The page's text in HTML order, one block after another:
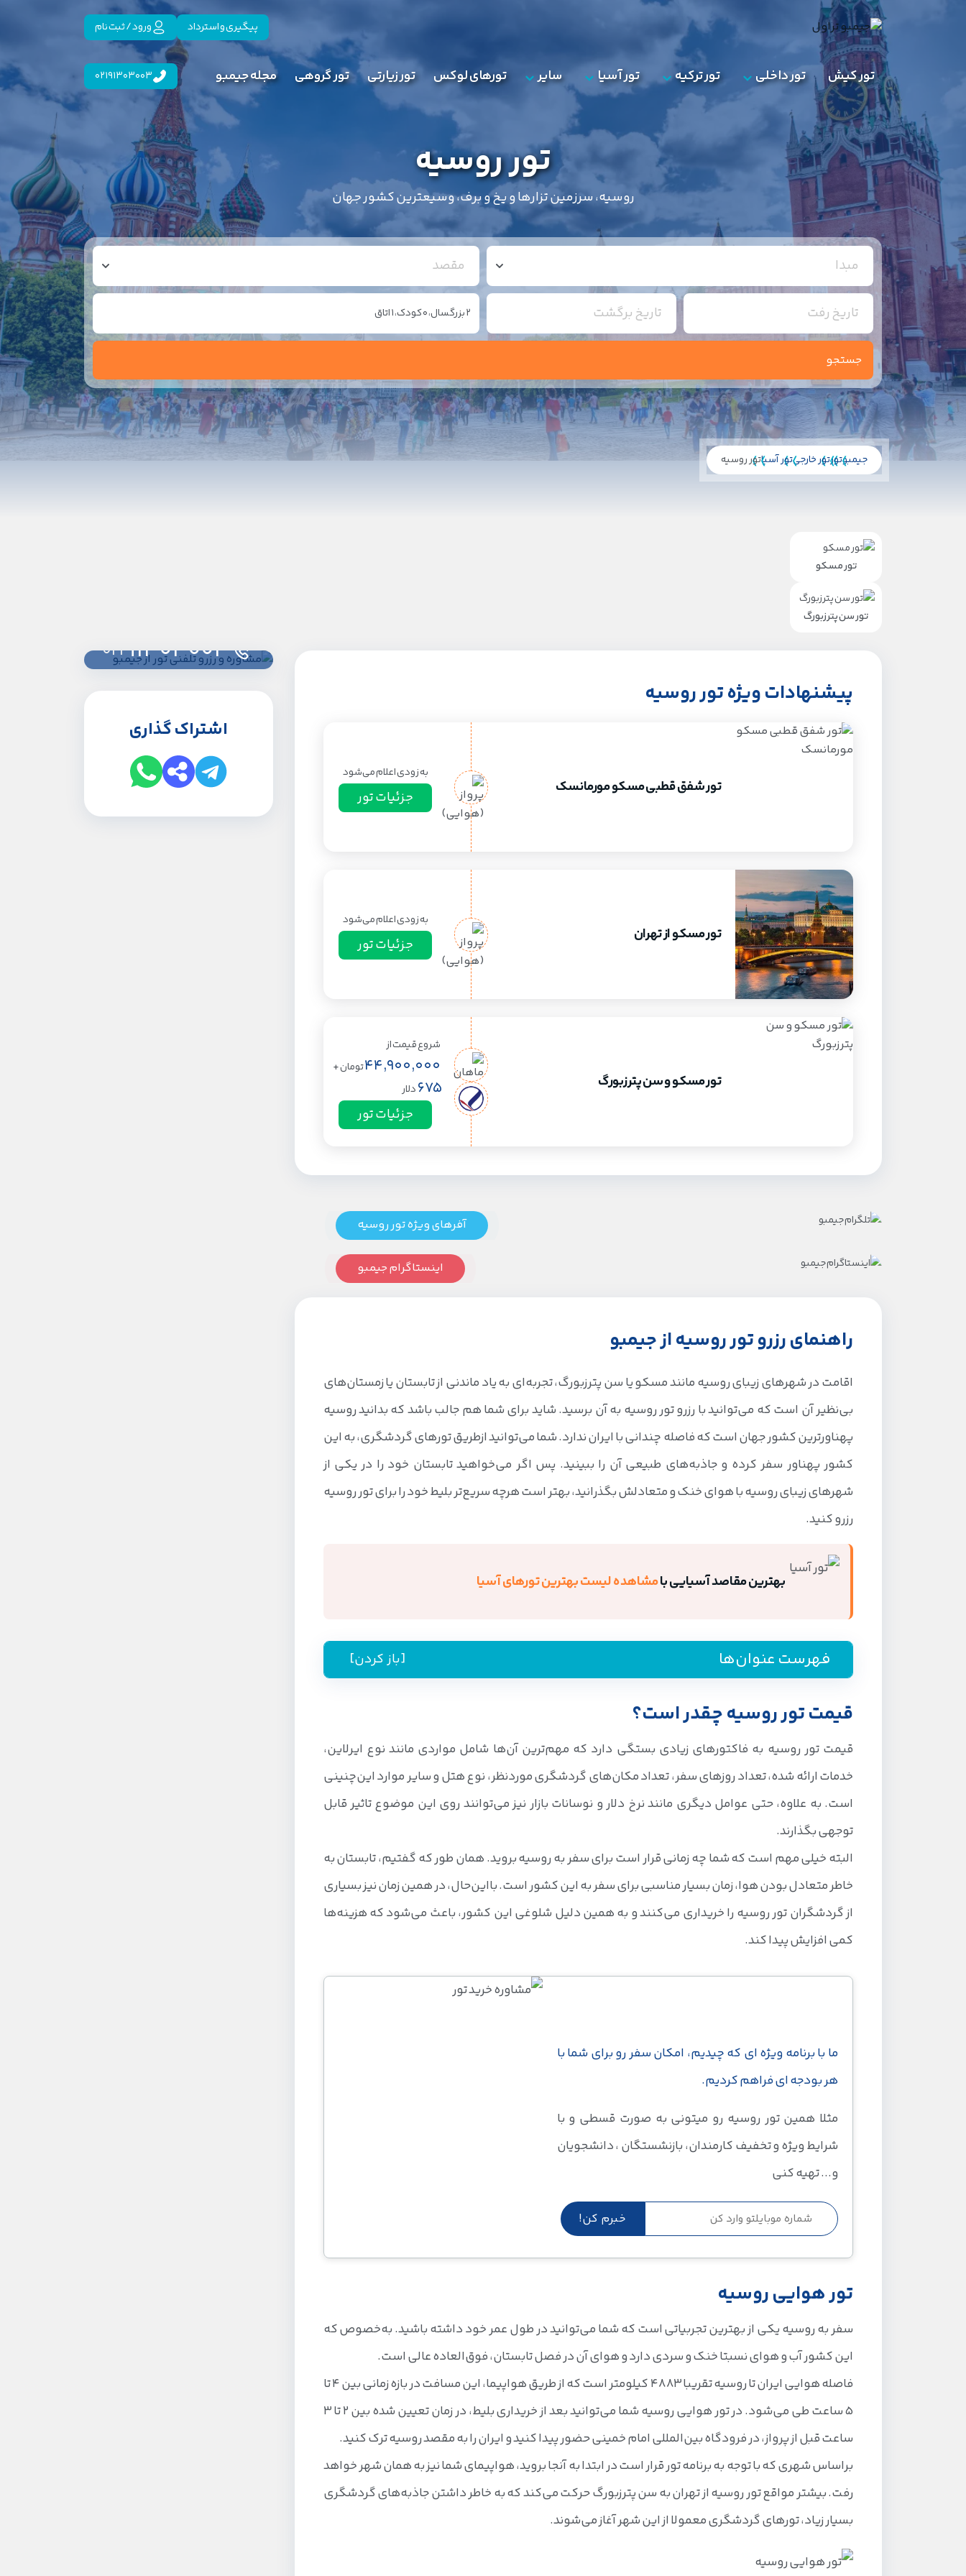
پیگیری و استرداد ورود / ثبت نام
تور کیش تور داخلی تور ترکیه تور آسیا سایر تورهای لوکس تور زیارتی تور گروهی مجله جیمبو 02191303003
تور روسیه
روسیه، سرزمین تزارها و یخ و برف، وسیعترین کشور جهان
مبدا مقصد
تاریخ رفت تاریخ برگشت 2بزرگسال،0کودک،1اتاق
جیمبوتورتور خارجیتور آسیاتور روسیه
تور مسکو
تور سن پترزبورگ
پیشنهادات ویژه تور روسیه
تور شفق قطبی مسکو مورمانسک
به زودی اعلام می‌شود
جزئیات تور
تور مسکو از تهران
به زودی اعلام می‌شود
جزئیات تور
تور مسکو و سن پترزبورگ
شروع قیمت از
44,900,000تومان+
675دلار
جزئیات تور
آفرهای ویژه تور روسیه
اینستاگرام جیمبو
راهنمای رزرو تور روسیه از جیمبو
اقامت در شهرهای زیبای روسیه مانند مسکو یا سن پترزبورگ، ‌تجربه‌ای به ‌یاد ماندنی از تابستان یا زمستان‌های
بی‌نظیر آن است که می‌توانید با رزرو تور روسیه به آن برسید. شاید برای شما هم جالب باشد که بدانید روسیه
پهناورترین کشور جهان است که فاصله چندانی با ایران ندارد. شما می‌توانید ازطریق تورهای گردشگری، به این
کشور پهناور سفر کرده و جاذبه‌های طبیعی آن را ببینید. پس اگر می‌خواهید تابستان خود را در یکی از
شهرهای زیبای روسیه با هوای خنک و متعادلش بگذرانید، بهتر است هرچه سریع‌تر بلیط خود را برای تور روسیه
رزرو کنید.
بهترین مقاصد آسیایی بامشاهده لیست بهترین تورهای آسیا
فهرست عنوان‌ها [باز کردن]
قیمت تور روسیه چقدر است؟
قیمت تور روسیه به فاکتورهای زیادی بستگی دارد که مهم‌ترین آن‌ها شامل مواردی مانند نوع ایرلاین،
خدمات ارائه شده، تعداد روزهای سفر، تعداد مکان‌های گردشگری موردنظر، نوع هتل و سایر موارد این‌چنینی
است. به علاوه، حتی عوامل دیگری مانند نرخ دلار و نوسانات بازار نیز می‌توانند روی این موضوع تاثیر قابل
‌توجهی بگذارند.
البته خیلی مهم است که شما چه زمانی قرار است برای سفر به روسیه بروید. همان طور که گفتیم، تابستان به
خاطر متعادل بودن هوا، زمان بسیار مناسبی برای سفر به این کشور است. بااین‌حال، در همین زمان نیز بسیاری
از گردشگران تور روسیه را خریداری می‌کنند و به همین دلیل شلوغی این کشور، باعث می‌شود که هزینه‌ها
کمی افزایش پیدا کند.
ما با برنامه ویژه ای که چیدیم، امکان سفر رو برای شما با
هر بودجه ای فراهم کردیم.
مثلا همین تور روسیه رو میتونی به صورت قسطی و با
شرایط ویژه و تخفیف کارمندان، بازنشستگان ، دانشجویان
و... تهیه کنی
تور هوایی روسیه
سفر به روسیه یکی از بهترین تجربیاتی است که شما می‌توانید در طول عمر خود داشته باشید. به‌خصوص که
این کشور آب و هوای نسبتا خنک و سردی دارد و هوای آن در فصل تابستان، فوق‌العاده عالی است.
فاصله هوایی ایران تا روسیه تقریبا 4883 کیلومتر است که از طریق هواپیما، این مسافت در بازه زمانی بین 4 تا
5 ساعت طی می‌شود. در تور هوایی روسیه شما می‌توانید بعد از خریداری بلیط، در زمان تعیین شده بین 2 تا 3
ساعت قبل از پرواز، در فرودگاه بین‌المللی امام خمینی حضور پیدا کنید و ایران را به مقصد روسیه ترک کنید.
براساس شهری که با توجه به برنامه تور قرار است در ابتدا به آنجا بروید، هواپیمای شما نیز به همان شهر خواهد
رفت. بیشتر مواقع تور روسیه از تهران به سن پترزبورگ حرکت می‌کند که به خاطر داشتن جاذبه‌های گردشگری
بسیار زیاد، تورهای گردشگری معمولا از این شهر آغاز می‌شوند.
91303003
021
اشتراک گذاری